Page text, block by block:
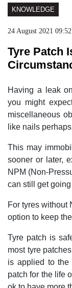
KNOWLEDGE
24 August 2021
Tyre Patch
Having a leak
you might
miscellaneous
like nails
This may
sooner or later,
NPM (Non-
can still get
For tyres without
option to keep
Tyre patch is
most tyre
is applied to the
patch for the life